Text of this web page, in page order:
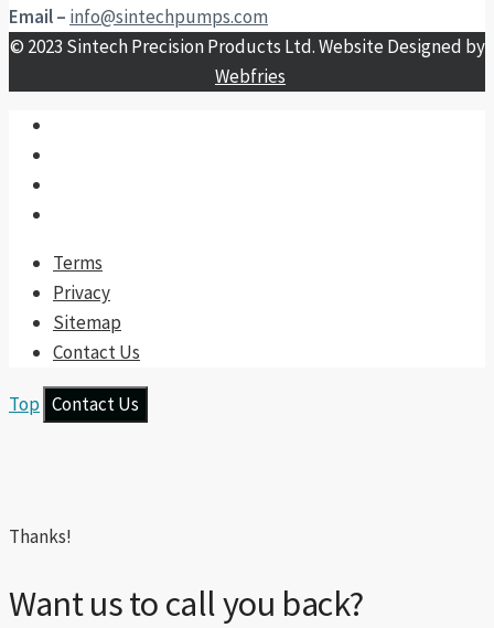
Email – info@sintechpumps.com
© 2023 Sintech Precision Products Ltd. Website Designed by
Webfries
Terms
Privacy
Sitemap
Contact Us
Top Contact Us
Thanks!
Want us to call you back?